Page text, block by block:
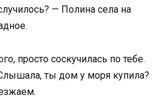
— Полина села на
просто соскучилась по тебе.
ты дом у моря купила?